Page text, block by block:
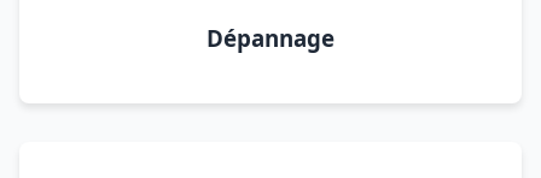
Dépannage